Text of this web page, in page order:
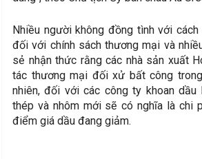
Nhiều người không đồng tình với
đối với chính sách thương mại và
sẻ nhận thức rằng các nhà sản xuất
tác thương mại đối xử bất công
nhiên, đối với các công ty khoan dầu
thép và nhôm mới sẽ có nghĩa là chi
điểm giá dầu đang giảm.